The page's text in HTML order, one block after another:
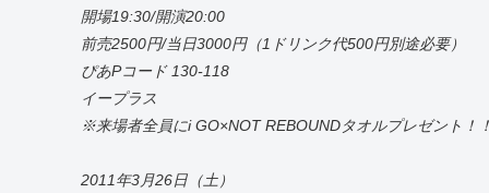
開場19:30/開演20:00
前売2500円/当日3000円（1ドリンク代500円別途必要）
ぴあPコード 130-118
イープラス
※来場者全員にi GO×NOT REBOUNDタオルプレゼント！
2011年3月26日（土）